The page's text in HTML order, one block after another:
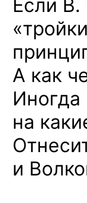
Если В.
А как
на
и